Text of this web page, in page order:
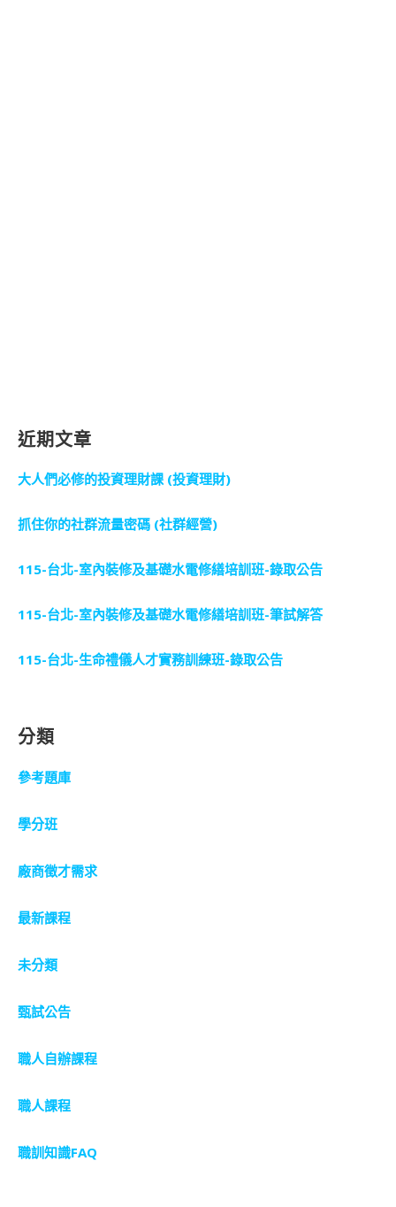
近期文章
大人們必修的投資理財課 (投資理財)
抓住你的社群流量密碼 (社群經營)
115-台北-室內裝修及基礎水電修繕培訓班-錄取公告
115-台北-室內裝修及基礎水電修繕培訓班-筆試解答
115-台北-生命禮儀人才實務訓練班-錄取公告
分類
參考題庫
學分班
廠商徵才需求
最新課程
未分類
甄試公告
職人自辦課程
職人課程
職訓知識FAQ